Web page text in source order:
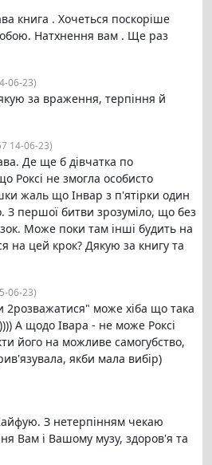
книга . Хочеться поскоріше
Натхнення вам . Ще раз
06-23)
за враження, терпіння й
14-06-23)
Де ще б дівчатка по
Роксі не змогла особисто
жаль що Інвар з п'ятірки один
З першої битви зрозуміло, що без
Може поки там інші будить на
на цей крок? Дякую за книгу та
06-23)
2розважатися" може хіба що така
А щодо Івара - не може Роксі
його на можливе самогубство,
якби мала вибір)
З нетерпінням чекаю
Вам і Вашому музу, здоров'я та